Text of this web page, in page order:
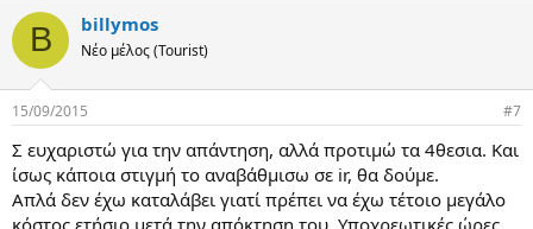
B billymos
Νέο μέλος (Tourist)
15/09/2015 #7
Σ ευχαριστώ για την απάντηση, αλλά προτιμώ τα 4θεσια. Και
ίσως κάποια στιγμή το αναβάθμισω σε ir, θα δούμε.
Απλά δεν έχω καταλάβει γιατί πρέπει να έχω τέτοιο μεγάλο
κόστος ετήσιο μετά την απόκτηση του. Υποχρεωτικές ώρες,